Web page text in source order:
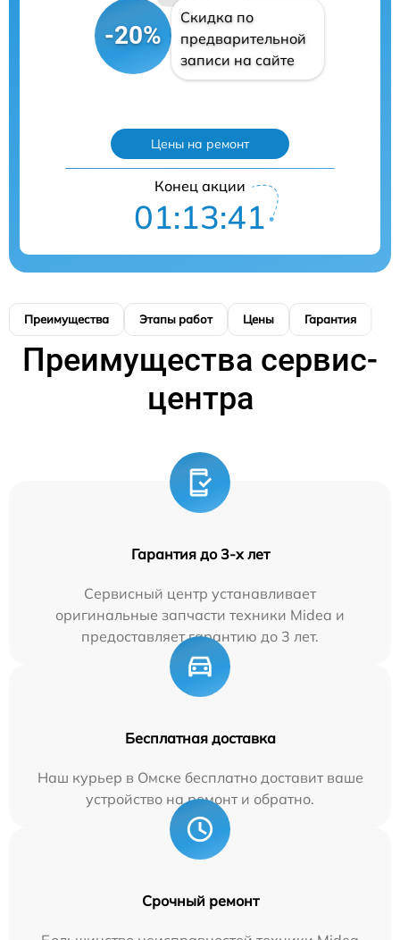
-20%
Скидка по
предварительной
записи на сайте
Цены на ремонт
Конец акции
01:13:40
Преимущества Этапы работ Цены Гарантия
Преимущества сервис-
центра
Гарантия до 3-х лет
Сервисный центр устанавливает
оригинальные запчасти техники Midea и
предоставляет гарантию до 3 лет.
Бесплатная доставка
Наш курьер в Омске бесплатно доставит ваше
устройство на ремонт и обратно.
Срочный ремонт